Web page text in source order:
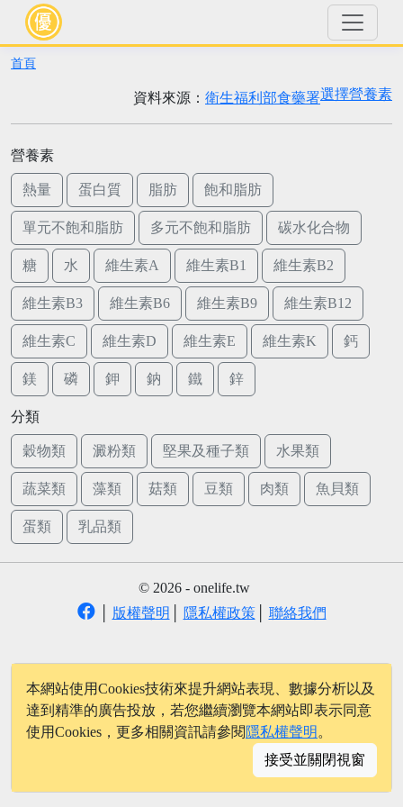
首頁
選擇營養素
資料來源： 衛生福利部食藥署
營養素
熱量 蛋白質 脂肪 飽和脂肪
單元不飽和脂肪 多元不飽和脂肪 碳水化合物
糖 水 維生素A 維生素B1 維生素B2
維生素B3 維生素B6 維生素B9 維生素B12
維生素C 維生素D 維生素E 維生素K 鈣
鎂 磷 鉀 鈉 鐵 鋅
分類
穀物類 澱粉類 堅果及種子類 水果類
蔬菜類 藻類 菇類 豆類 肉類 魚貝類
蛋類 乳品類
© 2026 - onelife.tw
版權聲明 隱私權政策│ 聯絡我們
本網站使用Cookies技術來提升網站表現、數據分析以及
達到精準的廣告投放，若您繼續瀏覽本網站即表示同意
使用Cookies，更多相關資訊請參閱 隱私權聲明 。
接受並關閉視窗